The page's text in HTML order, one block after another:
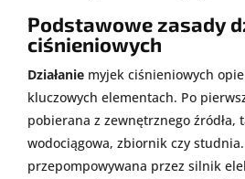
Podstawowe zasady
ciśnieniowych
Działanie myjek ciśnieniowych
kluczowych elementach. Po
pobierana z zewnętrznego źródła,
wodociągowa, zbiornik czy
przepompowywana przez silnik